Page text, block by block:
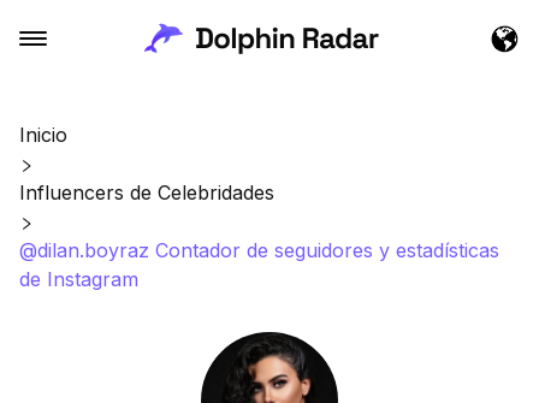
Inicio
Influencers de Celebridades
@dilan.boyraz Contador de seguidores y estadísticas
de Instagram